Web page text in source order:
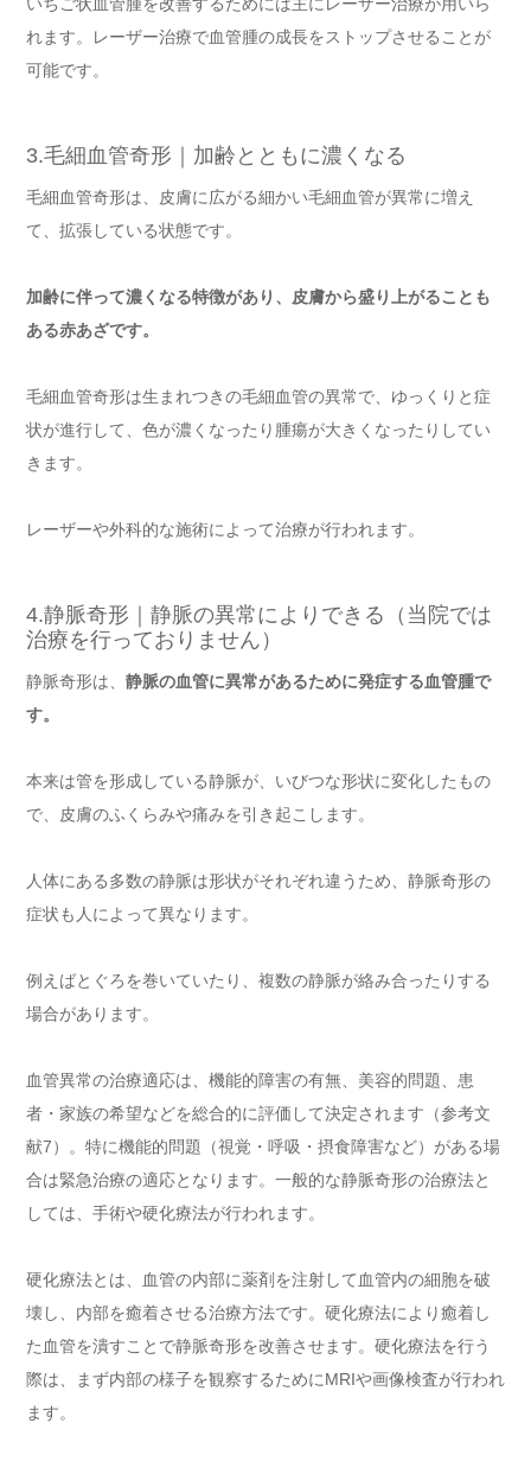
れます。レーザー治療で血管腫の成長をストップさせることが
可能です。
3.毛細血管奇形｜加齢とともに濃くなる
毛細血管奇形は、皮膚に広がる細かい毛細血管が異常に増え
て、拡張している状態です。
加齢に伴って濃くなる特徴があり、皮膚から盛り上がることも
ある赤あざです。
毛細血管奇形は生まれつきの毛細血管の異常で、ゆっくりと症
状が進行して、色が濃くなったり腫瘍が大きくなったりしてい
きます。
レーザーや外科的な施術によって治療が行われます。
4.静脈奇形｜静脈の異常によりできる（当院では
治療を行っておりません）
静脈奇形は、 静脈の血管に異常があるために発症する血管腫で
す。
本来は管を形成している静脈が、いびつな形状に変化したもの
で、皮膚のふくらみや痛みを引き起こします。
人体にある多数の静脈は形状がそれぞれ違うため、静脈奇形の
症状も人によって異なります。
例えばとぐろを巻いていたり、複数の静脈が絡み合ったりする
場合があります。
血管異常の治療適応は、機能的障害の有無、美容的問題、患
者・家族の希望などを総合的に評価して決定されます（参考文
献7）。特に機能的問題（視覚・呼吸・摂食障害など）がある場
合は緊急治療の適応となります。一般的な静脈奇形の治療法と
しては、手術や硬化療法が行われます。
硬化療法とは、血管の内部に薬剤を注射して血管内の細胞を破
壊し、内部を癒着させる治療方法です。硬化療法により癒着し
た血管を潰すことで静脈奇形を改善させます。硬化療法を行う
際は、まず内部の様子を観察するためにMRIや画像検査が行われ
ます。